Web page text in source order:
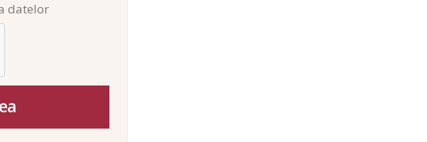
datelor